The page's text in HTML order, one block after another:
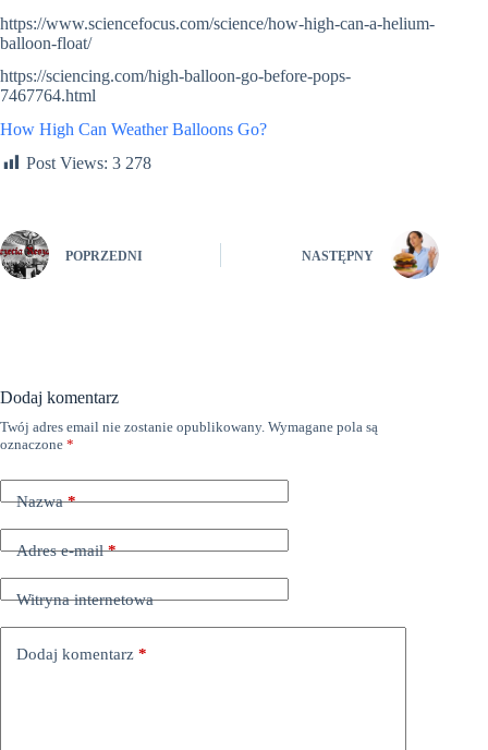
https://www.sciencefocus.com/science/how-high-can-a-helium-
balloon-float/
https://sciencing.com/high-balloon-go-before-pops-
7467764.html
How High Can Weather Balloons Go?
Post Views: 3 278
POPRZEDNI NASTĘPNY
Dodaj komentarz
Twój adres email nie zostanie opublikowany. Wymagane pola są
oznaczone *
Nazwa*
Adres e-mail*
Witryna internetowa
Dodaj komentarz *